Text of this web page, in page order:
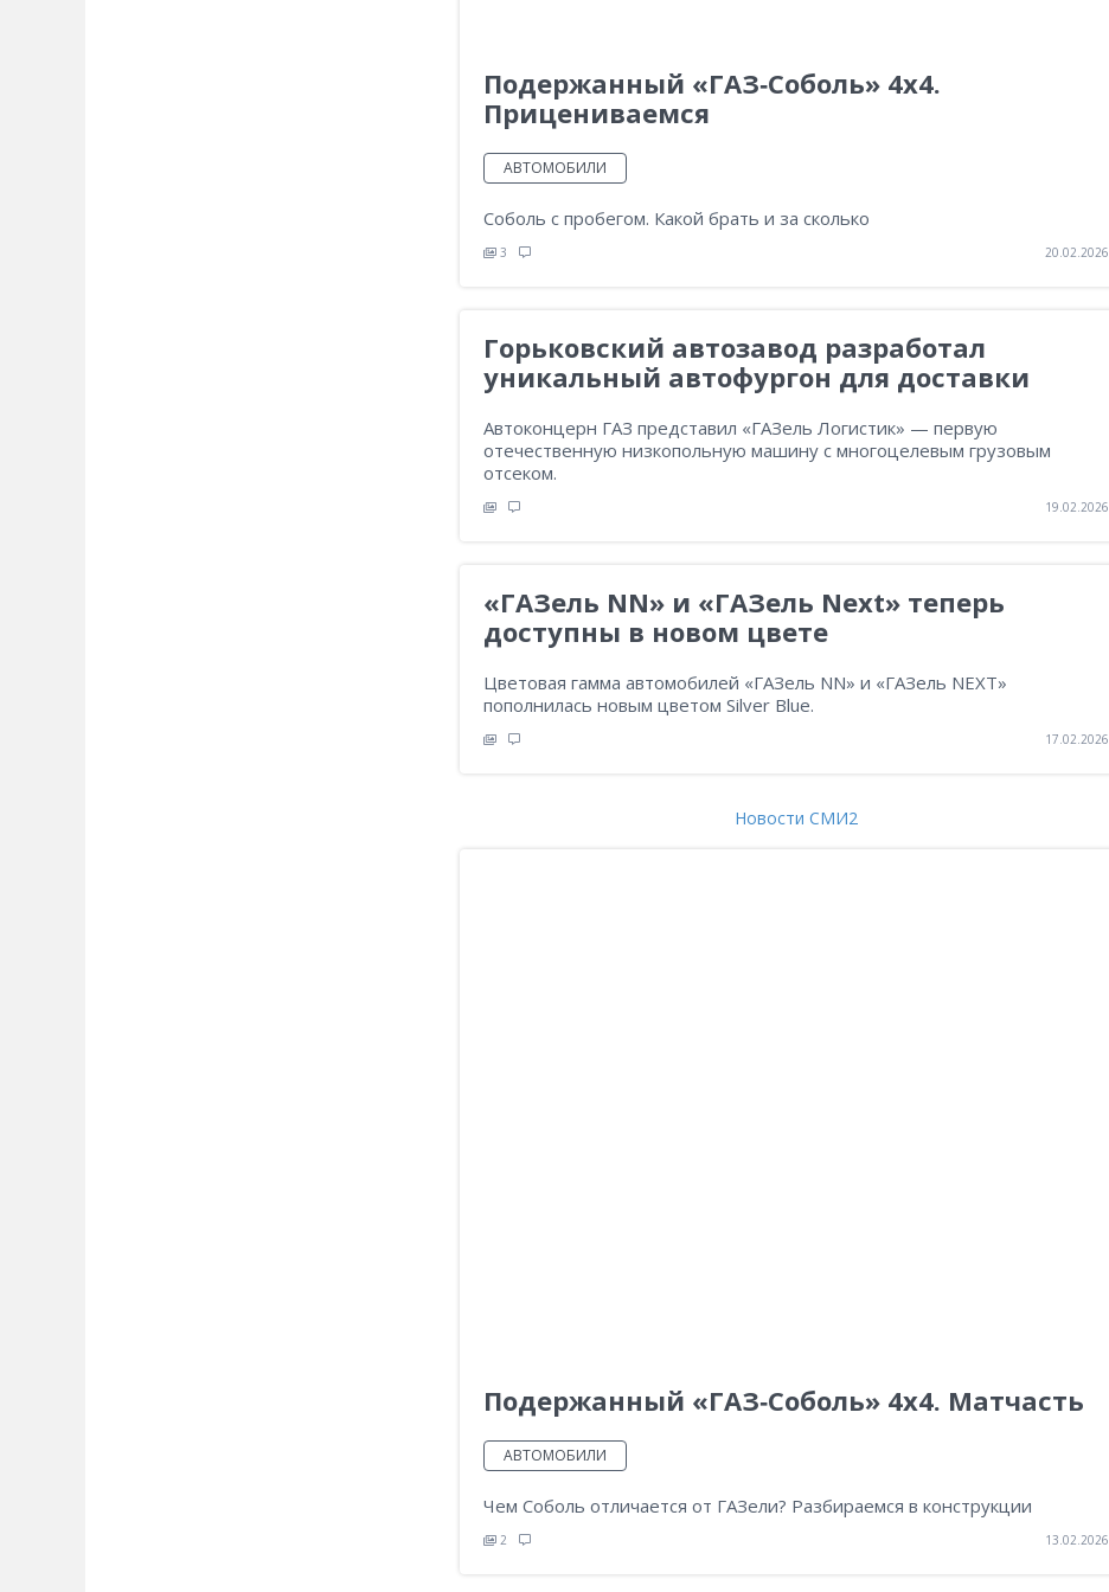
Подержанный «ГАЗ‑Соболь» 4х4.
Прицениваемся
АВТОМОБИЛИ
Соболь с пробегом. Какой брать и за сколько
3 20.02.2026
Горьковский автозавод разработал
уникальный автофургон для доставки
Автоконцерн ГАЗ представил «ГАЗель Логистик» — первую
отечественную низкопольную машину с многоцелевым грузовым
отсеком.
19.02.2026
«ГАЗель NN» и «ГАЗель Next» теперь
доступны в новом цвете
Цветовая гамма автомобилей «ГАЗель NN» и «ГАЗель NEXT»
пополнилась новым цветом Silver Blue.
17.02.2026
Новости СМИ2
Подержанный «ГАЗ‑Соболь» 4х4. Матчасть
АВТОМОБИЛИ
Чем Соболь отличается от ГАЗели? Разбираемся в конструкции
2 13.02.2026